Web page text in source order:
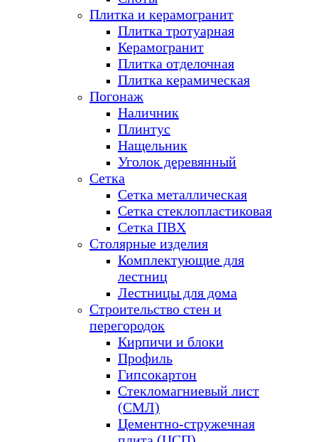
Плитка и керамогранит
Плитка тротуарная
Керамогранит
Плитка отделочная
Плитка керамическая
Погонаж
Наличник
Плинтус
Нащельник
Уголок деревянный
Сетка
Сетка металлическая
Сетка стеклопластиковая
Сетка ПВХ
Столярные изделия
Комплектующие для
лестниц
Лестницы для дома
Строительство стен и
перегородок
Кирпичи и блоки
Профиль
Гипсокартон
Стекломагниевый лист
(СМЛ)
Цементно-стружечная